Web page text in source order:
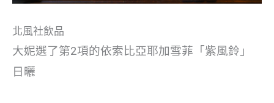
北風社飲品
大妮選了第2項的依索比亞耶加雪菲「紫風鈴」
日曬